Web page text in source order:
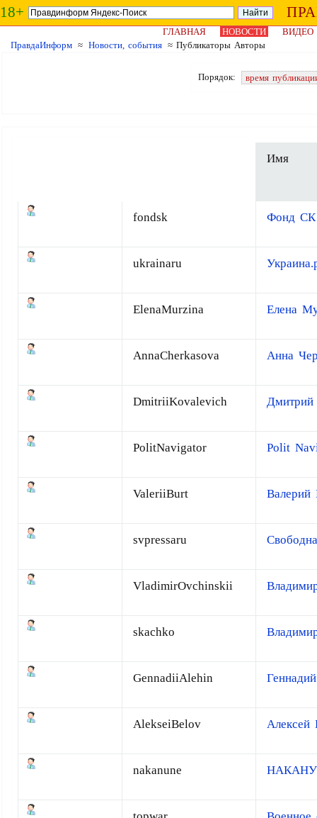
18+
ГЛАВНАЯ НОВОСТИ
ВИДЕО
ПравдаИнформ ≈ Новости, события ≈ Публикаторы Авторы
Порядок: время
Имя
fondsk Фонд СК
ukrainaru
ElenaMurzina Елена
AnnaCherkasova Анна
DmitriiKovalevich Дмитрий
PolitNavigator Polit
ValeriiBurt Валерий
svpressaru
VladimirOvchinskii
skachko
GennadiiAlehin
AlekseiBelov Алексей
nakanune